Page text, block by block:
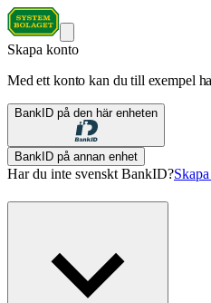
Skapa konto
Med ett konto kan du till exempel
BankID på den här enheten
BankID på annan enhet
Har du inte svenskt BankID?